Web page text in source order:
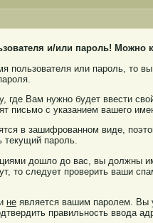
и/или пароль! Можно
пользователя или пароль, то
где Вам нужно будет ввести
письмо с указанием вашего
в зашифрованном виде,
текущий пароль.
дошло до вас, вы должны
то следует проверить ваши
не является вашим паролем. Вы
правильность ввода